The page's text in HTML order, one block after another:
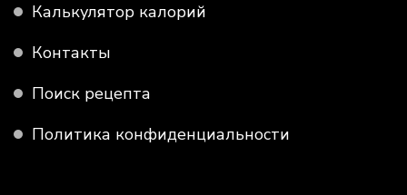
Калькулятор калорий
Контакты
Поиск рецепта
Политика конфиденциальности